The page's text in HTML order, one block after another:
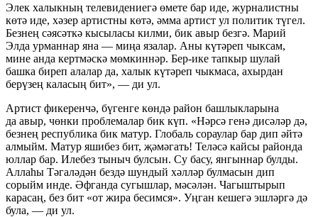
Элек халыкның телевидениегә өмете бар иде, журналистны
көтә иде, хәзер артистны көтә, әмма артист ул политик түгел.
Безнең сәясәткә кысыласы килми, бик авыр безгә. Марий
Элда урманнар яна — миңа язалар. Аны күтәреп чыксам,
мине анда кертмәскә мөмкиннәр. Бер-ике тапкыр шулай
башка биреп алалар да, халык күтәреп чыкмаса, ахырдан
берүзең каласың бит», — ди ул.
Артист фикеренчә, бүгенге көндә район башлыкларына
да авыр, чөнки проблемалар бик күп. «Нәрсә генә дисәләр дә,
безнең республика бик матур. Глобаль сораулар бар дип әйтә
алмыйм. Матур яшибез бит, җәмәгать! Теләсә кайсы районда
юллар бар. Илебез тыныч булсын. Су басу, янгыннар булды.
Аллаһы Тәгаләдән бездә шундый хәлләр булмасын дип
сорыйм инде. Әфганда сугышлар, мәсәлән. Чагыштырып
карасаң, без бит «от жира бесимся». Уңган кешегә эшләргә дә
була, — ди ул.